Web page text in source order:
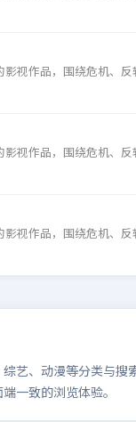
视作品，围绕危机、
视作品，围绕危机、
视作品，围绕危机、
艺、动漫等分类与
一致的浏览体验。